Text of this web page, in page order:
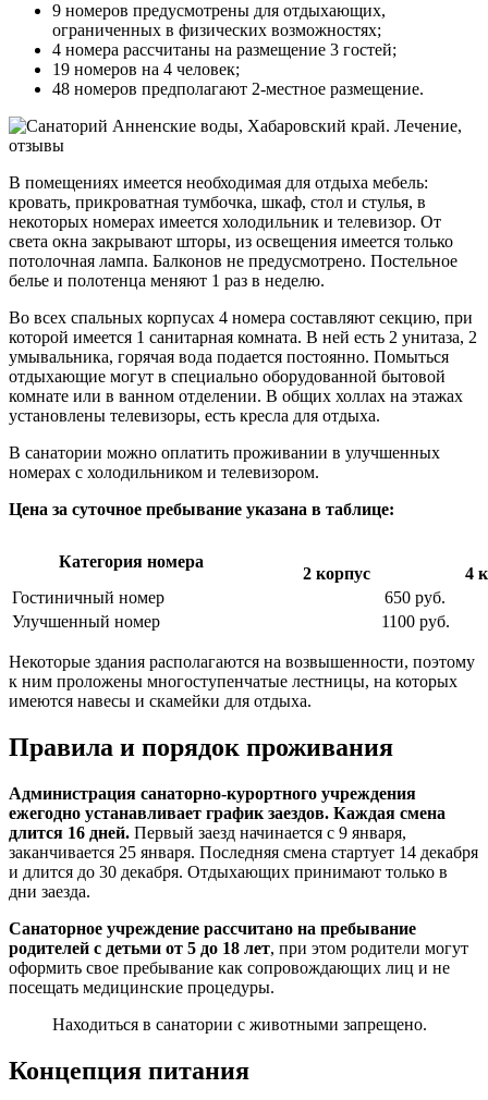
9 номеров предусмотрены для отдыхающих,
ограниченных в физических возможностях;
4 номера рассчитаны на размещение 3 гостей;
19 номеров на 4 человек;
48 номеров предполагают 2-местное размещение.
В помещениях имеется необходимая для отдыха мебель:
кровать, прикроватная тумбочка, шкаф, стол и стулья, в
некоторых номерах имеется холодильник и телевизор. От
света окна закрывают шторы, из освещения имеется только
потолочная лампа. Балконов не предусмотрено. Постельное
белье и полотенца меняют 1 раз в неделю.
Во всех спальных корпусах 4 номера составляют секцию, при
которой имеется 1 санитарная комната. В ней есть 2 унитаза, 2
умывальника, горячая вода подается постоянно. Помыться
отдыхающие могут в специально оборудованной бытовой
комнате или в ванном отделении. В общих холлах на этажах
установлены телевизоры, есть кресла для отдыха.
В санатории можно оплатить проживании в улучшенных
номерах с холодильником и телевизором.
Цена за суточное пребывание указана в таблице:
Категория номера
2 корпус
4
Гостиничный номер
650 руб.
Улучшенный номер
1100 руб.
Некоторые здания располагаются на возвышенности, поэтому
к ним проложены многоступенчатые лестницы, на которых
имеются навесы и скамейки для отдыха.
Правила и порядок проживания
Администрация санаторно-курортного учреждения
ежегодно устанавливает график заездов. Каждая смена
длится 16 дней. Первый заезд начинается с 9 января,
заканчивается 25 января. Последняя смена стартует 14 декабря
и длится до 30 декабря. Отдыхающих принимают только в
дни заезда.
Санаторное учреждение рассчитано на пребывание
родителей с детьми от 5 до 18 лет, при этом родители могут
оформить свое пребывание как сопровождающих лиц и не
посещать медицинские процедуры.
Находиться в санатории с животными запрещено.
Концепция питания